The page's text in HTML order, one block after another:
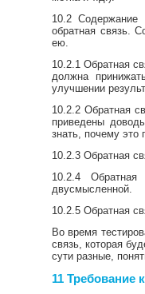
10.2 Содержание
обратная связь.
ею.
10.2.1 Обратная
должна
улучшении
10.2.2 Обратная
приведены
знать, почему это
10.2.3 Обратная
10.2.4
двусмысленной.
10.2.5 Обратная
Во время
связь, которая
сути разные,
11